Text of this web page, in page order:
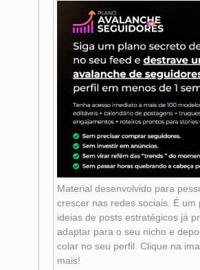
Material desenvolvido para
crescer nas redes sociais. É um
ideias de posts estratégicos já
adaptar para o seu nicho e
colar no seu perfil. Clique na
mais!